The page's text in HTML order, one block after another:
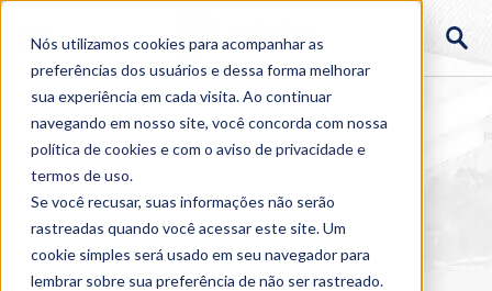
Nós utilizamos cookies para acompanhar as
preferências dos usuários e dessa forma melhorar
sua experiência em cada visita. Ao continuar
navegando em nosso site, você concorda com nossa
política de cookies e com o aviso deprivacidade e
termos de uso.
Se você recusar, suas informações não serão
rastreadas quando você acessar este site. Um
cookie simples será usado em seu navegador para
lembrar sobre sua preferência de não ser rastreado.